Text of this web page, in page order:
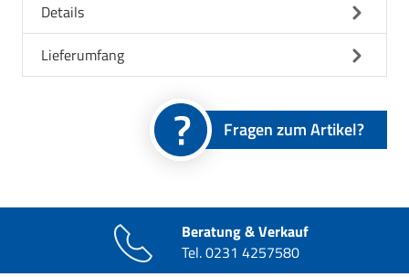
Details
Lieferumfang
Fragen zum Artikel?
Beratung & Verkauf
Tel.0231 4257580